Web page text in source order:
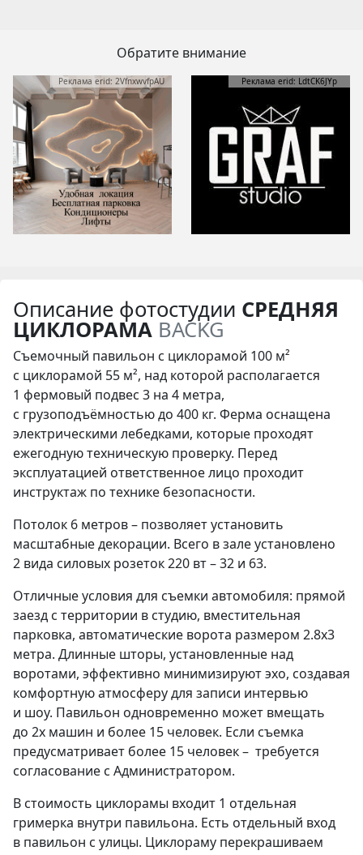
Обратите внимание
Реклама erid: 2VfnxwvfpAU Реклама erid: LdtCK6JYp
Описание фотостудии СРЕДНЯЯ
ЦИКЛОРАМА BACKG
Съемочный павильон с циклорамой 100 м²
с циклорамой 55 м², над которой располагается
1 фермовый подвес 3 на 4 метра,
с грузоподъёмностью до 400 кг. Ферма оснащена
электрическими лебедками, которые проходят
ежегодную техническую проверку. Перед
эксплуатацией ответственное лицо проходит
инструктаж по технике безопасности.
Потолок 6 метров – позволяет установить
масштабные декорации. Всего в зале установлено
2 вида силовых розеток 220 вт – 32 и 63.
Отличные условия для съемки автомобиля: прямой
заезд с территории в студию, вместительная
парковка, автоматические ворота размером 2.8х3
метра. Длинные шторы, установленные над
воротами, эффективно минимизируют эхо, создавая
комфортную атмосферу для записи интервью
и шоу. Павильон одновременно может вмещать
до 2х машин и более 15 человек. Если съемка
предусматривает более 15 человек – требуется
согласование с Администратором.
В стоимость циклорамы входит 1 отдельная
гримерка внутри павильона. Есть отдельный вход
в павильон с улицы. Циклораму перекрашиваем